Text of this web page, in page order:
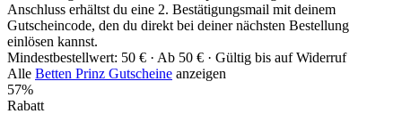
Anschluss erhältst du eine 2. Bestätigungsmail mit deinem
Gutscheincode, den du direkt bei deiner nächsten Bestellung
einlösen kannst.
Mindestbestellwert: 50 € · Ab 50 € · Gültig bis auf Widerruf
Alle Betten Prinz Gutscheine anzeigen
57%
Rabatt